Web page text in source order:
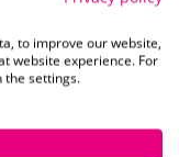
Zodra u
wij direct
to improve our website,
website experience. For
the settings.